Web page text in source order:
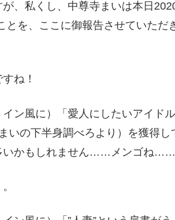
、私くし、中尊寺まいは本日
とを、ここに御報告させていた
ね！
イン風に）「愛人にしたいアイド
いの下半身調べろより）を獲得
いかもしれません……メンゴね……